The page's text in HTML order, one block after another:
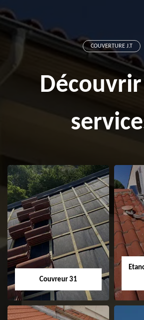
COUVERTURE J.T
Couvreur 31